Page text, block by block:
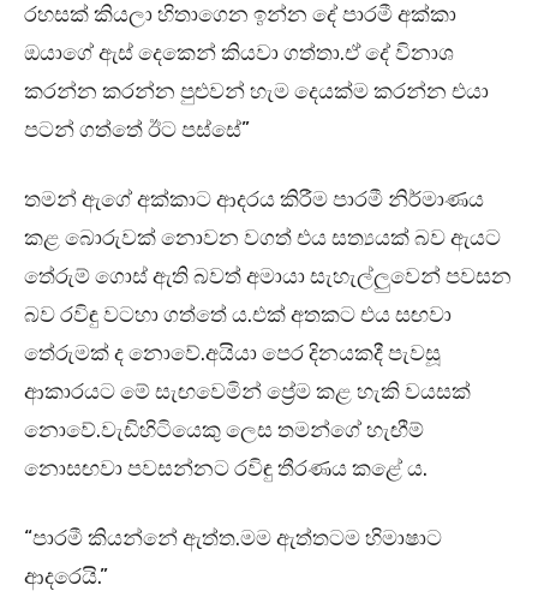
රහසක් කියලා හිතාගෙන ඉන්න දේ පාරමී අක්කා
ඔයාගේ ඇස් දෙකෙන් කියවා ගත්තා.ඒ දේ විනාශ
කරන්න කරන්න පුළුවන් හැම දෙයක්ම කරන්න එයා
පටන් ගත්තේ ඊට පස්සේ”
තමන් ඇගේ අක්කාට ආදරය කිරීම පාරමී නිර්මාණය
කළ බොරුවක් නොවන වගත් එය සත්‍යයක් බව ඇයට
තේරුම් ගොස් ඇති බවත් අමායා සැහැල්ලුවෙන් පවසන
බව රවිඳු වටහා ගත්තේ ය.එක් අතකට එය සඟවා
තේරුමක් ද නොවේ.අයියා පෙර දිනයකදී පැවසූ
ආකාරයට මේ සැඟවෙමින් ප්‍රේම කළ හැකි වයසක්
නොවේ.වැඩිහිටියෙකු ලෙස තමන්ගේ හැඟීම්
නොසඟවා පවසන්නට රවිඳු තීරණය කළේ ය.
“පාරමී කියන්නේ ඇත්ත.මම ඇත්තටම හිමාෂාට
ආදරෙයි.”